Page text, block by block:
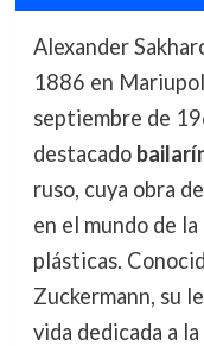
Alexander
1886 en
septiembre de
destacado
ruso, cuya obra
en el mundo de
plásticas.
Zuckermann, su
vida dedicada a